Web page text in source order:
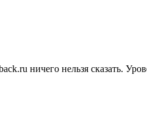
ничего нельзя сказать.